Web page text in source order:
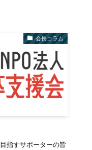
会長コラム
指すサポーターの皆